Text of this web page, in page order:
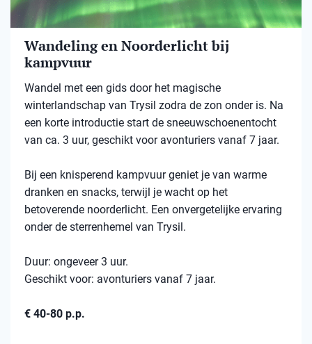
Wandeling en Noorderlicht bij
kampvuur
Wandel met een gids door het magische
winterlandschap van Trysil zodra de zon onder is. Na
een korte introductie start de sneeuwschoenentocht
van ca. 3 uur, geschikt voor avonturiers vanaf 7 jaar.
Bij een knisperend kampvuur geniet je van warme
dranken en snacks, terwijl je wacht op het
betoverende noorderlicht. Een onvergetelijke ervaring
onder de sterrenhemel van Trysil.
Duur: ongeveer 3 uur.
Geschikt voor: avonturiers vanaf 7 jaar.
€ 40-80 p.p.